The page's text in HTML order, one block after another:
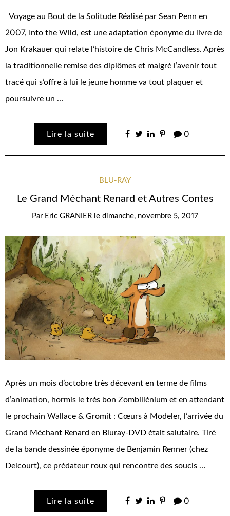
Voyage au Bout de la Solitude Réalisé par Sean Penn en
2007, Into the Wild, est une adaptation éponyme du livre de
Jon Krakauer qui relate l’histoire de Chris McCandless. Après
la traditionnelle remise des diplômes et malgré l’avenir tout
tracé qui s’offre à lui le jeune homme va tout plaquer et
poursuivre un …
Lire la suite 0
BLU-RAY
Le Grand Méchant Renard et Autres Contes
Par Eric GRANIER le dimanche, novembre 5, 2017
Après un mois d’octobre très décevant en terme de films
d’animation, hormis le très bon Zombillénium et en attendant
le prochain Wallace & Gromit : Cœurs à Modeler, l’arrivée du
Grand Méchant Renard en Bluray-DVD était salutaire. Tiré
de la bande dessinée éponyme de Benjamin Renner (chez
Delcourt), ce prédateur roux qui rencontre des soucis …
Lire la suite 0